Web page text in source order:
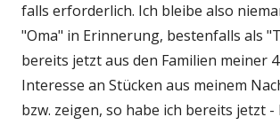
falls erforderlich. Ich bleibe also
"Oma" in Erinnerung, bestenfalls als
bereits jetzt aus den Familien meiner
Interesse an Stücken aus meinem
bzw. zeigen, so habe ich bereits jetzt